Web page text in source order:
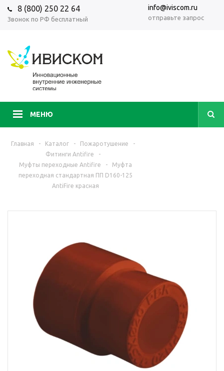
8 (800) 250 22 64
Звонок по РФ бесплатный
info@iviscom.ru
отправьте запрос
МЕНЮ
Главная - Каталог - Пожаротушение
-
Фитинги Antifire
-
Муфты переходные Antifire
-
Муфта
переходная стандартная ПП D160-125
AntiFire красная